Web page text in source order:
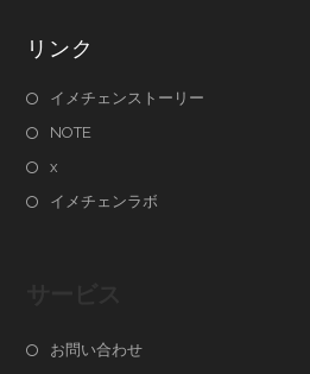
リンク
イメチェンストーリー
NOTE
x
イメチェンラボ
お問い合わせ